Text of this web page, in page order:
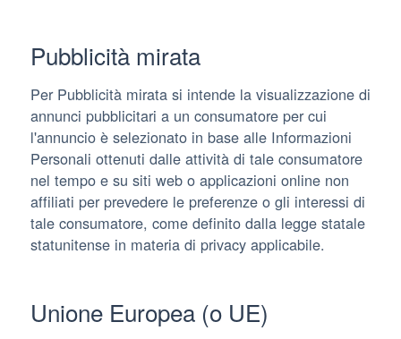
Pubblicità mirata
Per Pubblicità mirata si intende la visualizzazione di
annunci pubblicitari a un consumatore per cui
l'annuncio è selezionato in base alle Informazioni
Personali ottenuti dalle attività di tale consumatore
nel tempo e su siti web o applicazioni online non
affiliati per prevedere le preferenze o gli interessi di
tale consumatore, come definito dalla legge statale
statunitense in materia di privacy applicabile.
Unione Europea (o UE)